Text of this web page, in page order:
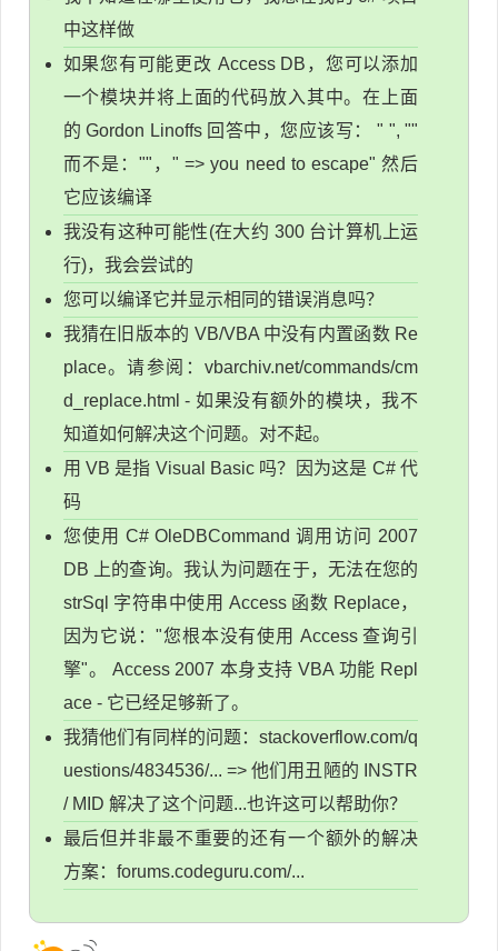
中这样做
如果您有可能更改 Access DB，您可以添加
一个模块并将上面的代码放入其中。在上面
的 Gordon Linoffs 回答中，您应该写： " ", ""
而不是：""，" => you need to escape" 然后
它应该编译
我没有这种可能性(在大约 300 台计算机上运
行)，我会尝试的
您可以编译它并显示相同的错误消息吗？
我猜在旧版本的 VB/VBA 中没有内置函数 Re
place。请参阅：vbarchiv.net/commands/cm
d_replace.html - 如果没有额外的模块，我不
知道如何解决这个问题。对不起。
用 VB 是指 Visual Basic 吗？因为这是 C# 代
码
您使用 C# OleDBCommand 调用访问 2007
DB 上的查询。我认为问题在于，无法在您的
strSql 字符串中使用 Access 函数 Replace，
因为它说："您根本没有使用 Access 查询引
擎"。 Access 2007 本身支持 VBA 功能 Repl
ace - 它已经足够新了。
我猜他们有同样的问题：stackoverflow.com/q
uestions/4834536/... => 他们用丑陋的 INSTR
/ MID 解决了这个问题...也许这可以帮助你？
最后但并非最不重要的还有一个额外的解决
方案：forums.codeguru.com/...